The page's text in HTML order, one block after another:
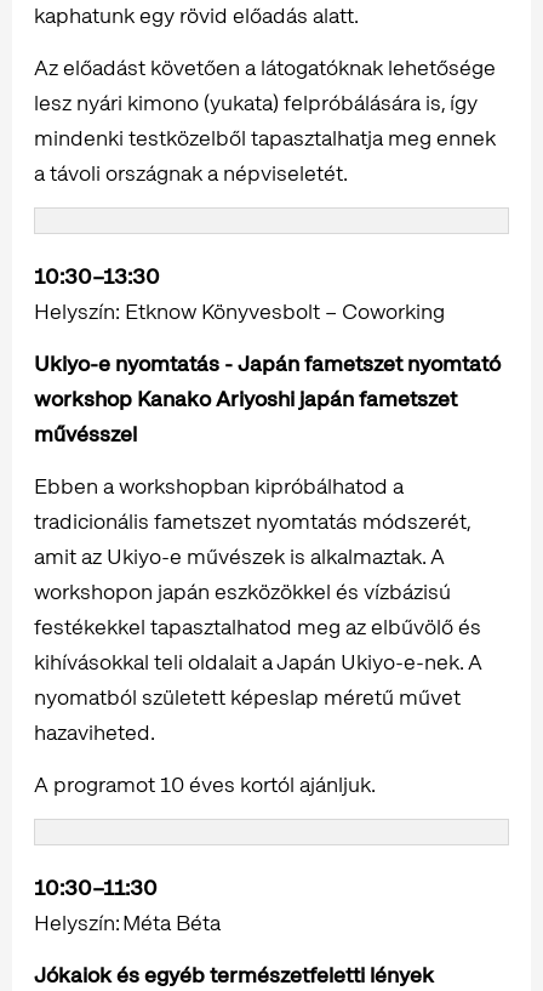
kaphatunk egy rövid előadás alatt.
Az előadást követően a látogatóknak lehetősége
lesz nyári kimono (yukata) felpróbálására is, így
mindenki testközelből tapasztalhatja meg ennek
a távoli országnak a népviseletét.
10:30–13:30
Helyszín: Etknow Könyvesbolt – Coworking
Ukiyo-e nyomtatás - Japán fametszet nyomtató
workshop Kanako Ariyoshi japán fametszet
művésszel
Ebben a workshopban kipróbálhatod a
tradicionális fametszet nyomtatás módszerét,
amit az Ukiyo-e művészek is alkalmaztak. A
workshopon japán eszközökkel és vízbázisú
festékekkel tapasztalhatod meg az elbűvölő és
kihívásokkal teli oldalait a Japán Ukiyo-e-nek. A
nyomatból született képeslap méretű művet
hazaviheted.
A programot 10 éves kortól ajánljuk.
10:30–11:30
Helyszín: Méta Béta
Jókaiok és egyéb természetfeletti lények